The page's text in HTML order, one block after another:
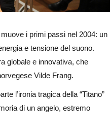
i primi passi nel 2004: un
e tensione del suono.
globale e innovativa, che
Vilde Frang.
l’ironia tragica della “Titano”
di un angelo, estremo